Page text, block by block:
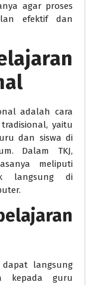
agar proses
efektif dan
adalah cara
yaitu
dan siswa di
Dalam TKJ,
meliputi
langsung di
langsung
kepada guru